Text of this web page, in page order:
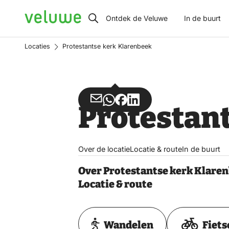
Veluwe Ontdek de Veluwe In de buurt
Locaties Protestantse kerk Klarenbeek
Deel
via
Deel
via
Deel
op
Deel
op
Over de locatieLocatie & routeIn de buurt
Over Protestantse kerk
Locatie & route
Wandelen